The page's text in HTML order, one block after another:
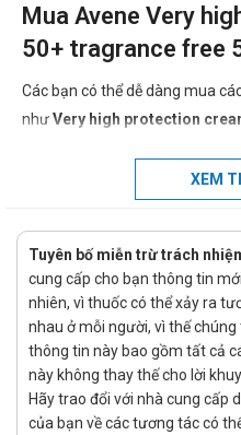
Mua Avene Very
50+ tragrance free
Các bạn có thể dễ dàng mua
nhưVery high protection
Mua hàng trực tiếp tại
sáng:10h-11h
Mua hàng trên website :
Mua hàng qua số điện
hotline :Call/Zalo:
học tư vấn cụ thể và
XEM
Tuyên bố miễn trừ trách
cung cấp cho bạn thông tin
nhiên, vì thuốc có thể xảy ra
nhau ở mỗi người, vì thế
thông tin này bao gồm tất cả
này không thay thế cho lời
Hãy trao đổi với nhà cung cấp
của bạn về các tương tác có